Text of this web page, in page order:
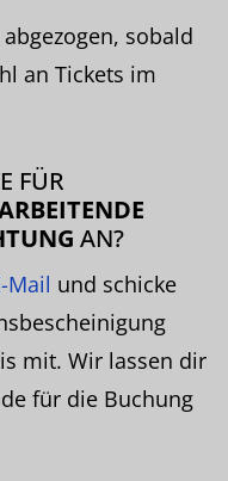
sobald
an Tickets im
FÜR
AN?
Mail und schicke
mit. Wir lassen dir
für die Buchung